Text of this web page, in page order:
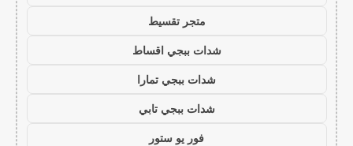
متجر تقسيط
شدات ببجي اقساط
شدات ببجي تمارا
شدات ببجي تابي
فور يو ستور